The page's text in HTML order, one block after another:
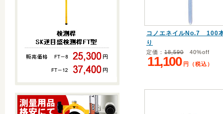
コノエネイルNo.7 100
り
定価： 18,590 40%off
11,100 円（税込）